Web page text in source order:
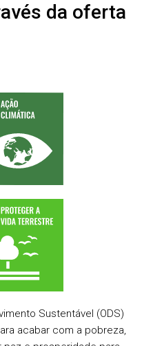
da oferta
Sustentável (ODS)
acabar com a pobreza,